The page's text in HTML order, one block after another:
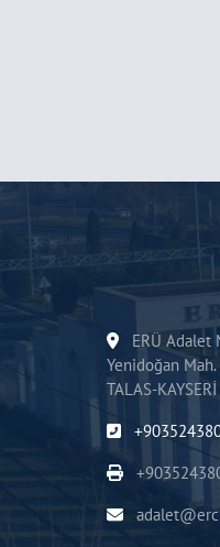
ERÜ Adalet
Yenidoğan
TALAS-KAYSERİ